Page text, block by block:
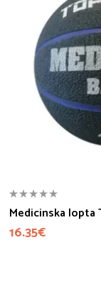
Medicinska lopta
16.35€